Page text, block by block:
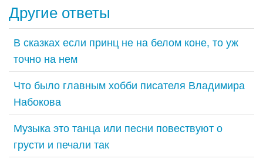
Другие ответы
В сказках если принц не на белом коне, то уж
точно на нем
Что было главным хобби писателя Владимира
Набокова
Музыка это танца или песни повествуют о
грусти и печали так